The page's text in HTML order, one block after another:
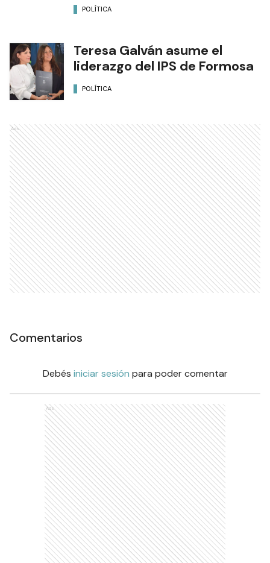
POLÍTICA
Teresa Galván asume el
liderazgo del IPS de Formosa
POLÍTICA
Ads
Comentarios
Debés iniciar sesión para poder comentar
Ads